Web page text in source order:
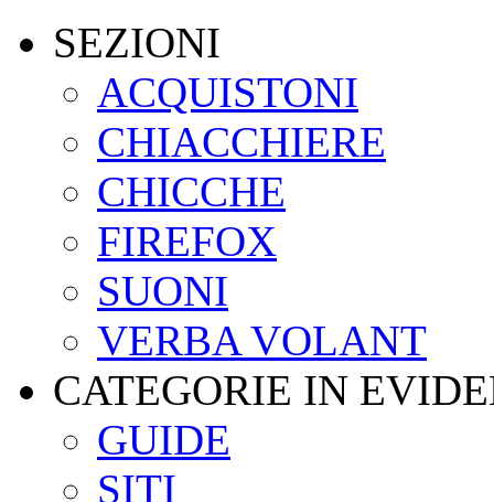
SEZIONI
ACQUISTONI
CHIACCHIERE
CHICCHE
FIREFOX
SUONI
VERBA VOLANT
CATEGORIE IN
GUIDE
SITI